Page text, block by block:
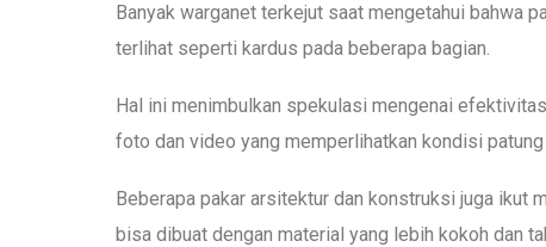
Banyak warganet terkejut saat mengetahui bahwa
terlihat seperti kardus pada beberapa bagian.
Hal ini menimbulkan spekulasi mengenai
foto dan video yang memperlihatkan kondisi patung
Beberapa pakar arsitektur dan konstruksi juga ikut
bisa dibuat dengan material yang lebih kokoh dan